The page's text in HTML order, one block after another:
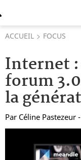
ACCUEIL FOCUS
Internet
forum
la
Par Céline Pastezeur